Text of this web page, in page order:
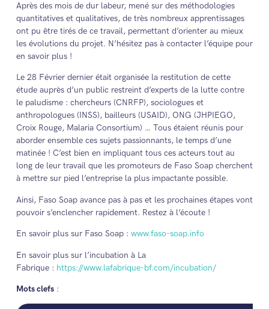
Après des mois de dur labeur, mené sur des méthodologies
quantitatives et qualitatives, de très nombreux apprentissages
ont pu être tirés de ce travail, permettant d’orienter au mieux
les évolutions du projet. N’hésitez pas à contacter l’équipe pour
en savoir plus !
Le 28 Février dernier était organisée la restitution de cette
étude auprès d’un public restreint d’experts de la lutte contre
le paludisme : chercheurs (CNRFP), sociologues et
anthropologues (INSS), bailleurs (USAID), ONG (JHPIEGO,
Croix Rouge, Malaria Consortium) … Tous étaient réunis pour
aborder ensemble ces sujets passionnants, le temps d’une
matinée ! C’est bien en impliquant tous ces acteurs tout au
long de leur travail que les promoteurs de Faso Soap cherchent
à mettre sur pied l’entreprise la plus impactante possible.
Ainsi, Faso Soap avance pas à pas et les prochaines étapes vont
pouvoir s’enclencher rapidement. Restez à l’écoute !
En savoir plus sur Faso Soap : www.faso-soap.info
En savoir plus sur l’incubation à La
Fabrique : https://www.lafabrique-bf.com/incubation/
Mots clefs: